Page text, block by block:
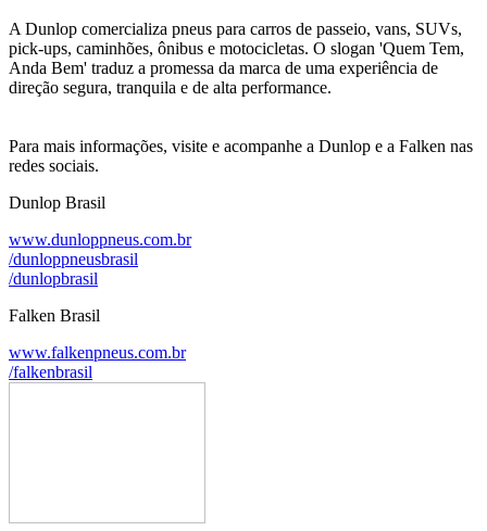
A Dunlop comercializa pneus para carros de passeio, vans, SUVs,
pick-ups, caminhões, ônibus e motocicletas. O slogan 'Quem Tem,
Anda Bem' traduz a promessa da marca de uma experiência de
direção segura, tranquila e de alta performance.
Para mais informações, visite e acompanhe a Dunlop e a Falken nas
redes sociais.
Dunlop Brasil
www.dunloppneus.com.br
/dunloppneusbrasil
/dunlopbrasil
Falken Brasil
www.falkenpneus.com.br
/falkenbrasil